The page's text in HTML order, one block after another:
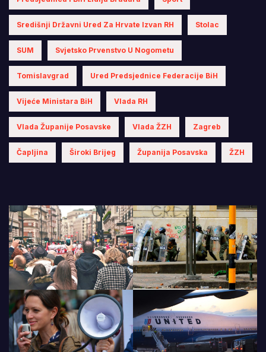
Središnji Državni Ured Za Hrvate Izvan RH Stolac
SUM Svjetsko Prvenstvo U Nogometu
Tomislavgrad Ured Predsjednice Federacije BiH
Vijeće Ministara BiH Vlada RH
Vlada Županije Posavske Vlada ŽZH Zagreb
Čapljina Široki Brijeg Županija Posavska ŽZH